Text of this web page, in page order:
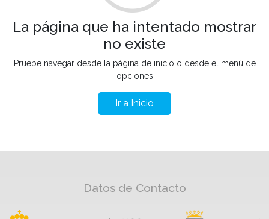
La página que ha intentado mostrar
no existe
Pruebe navegar desde la página de inicio o desde el menú de
opciones
Ir a Inicio
Datos de Contacto